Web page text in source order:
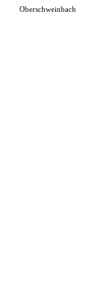
Oberschweinbach